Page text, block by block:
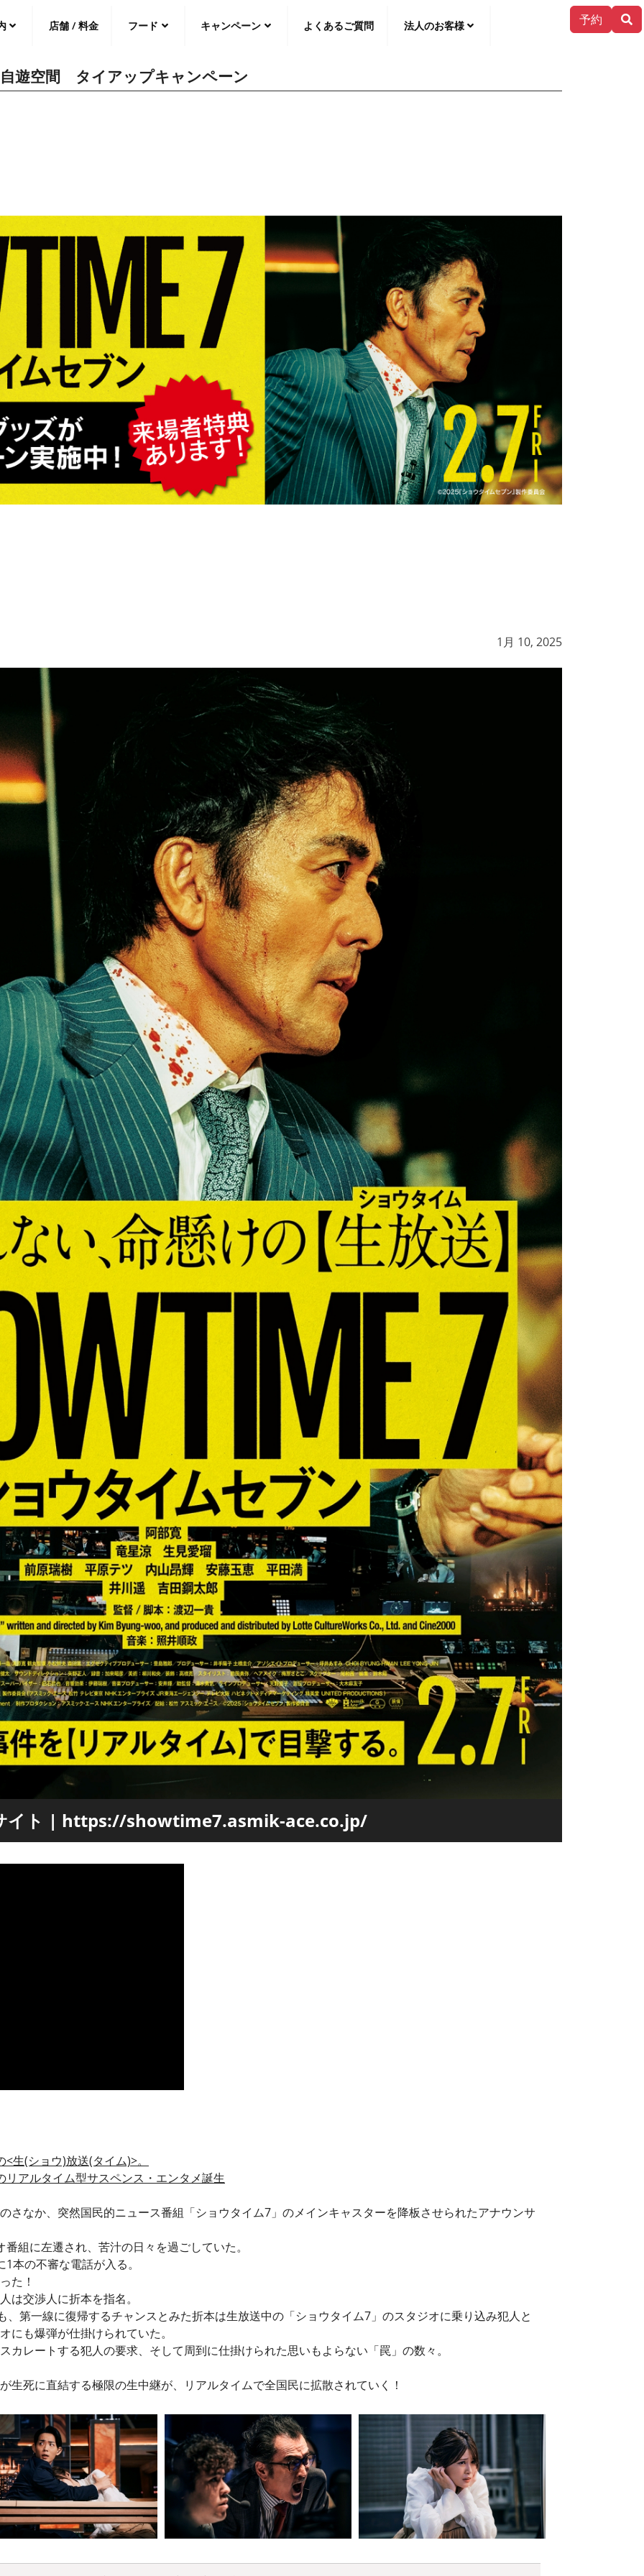
予約
店舗 / 料金 フード キャンペーン よくあるご質問 法人のお客様
遊空間 タイアップキャンペーン
1月 10, 2025
イト | https://showtime7.asmik-ace.co.jp/
生(ショウ)放送(タイム)>。
アルタイム型サスペンス・エンタメ誕生
さなか、突然国民的ニュース番組「ショウタイム7」のメインキャスターを降板させられたアナウンサ
組に左遷され、苦汁の日々を過ごしていた。
本の不審な電話が入る。
た！
は交渉人に折本を指名。
、第一線に復帰するチャンスとみた折本は生放送中の「ショウタイム7」のスタジオに乗り込み犯人と
にも爆弾が仕掛けられていた。
カレートする犯人の要求、そして周到に仕掛けられた思いもよらない「罠」の数々。
生死に直結する極限の生中継が、リアルタイムで全国民に拡散されていく！
中文（繁 體） 中文（简